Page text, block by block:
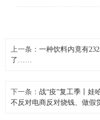
上一条： 一种饮料内竟有
了……
下一条： 战“疫”复工季丨娃
不反对电商反对烧钱、做假